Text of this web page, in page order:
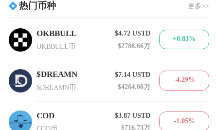
热门币种 更多>>
OKBBULL
OKBBULL币
$4.72USTD
$2786.66万
+0.83%
$DREAMN
$DREAMN币
$7.14USTD
$4264.06万
-4.29%
COD
COD币
$3.87USTD
$716.73万
-1.05%